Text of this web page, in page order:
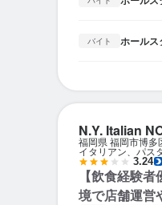
バイト ホールス
N.Y. Italian
福岡県 福岡市博多
イタリアン、パス
3.24
【飲食経験
境で店舗運営